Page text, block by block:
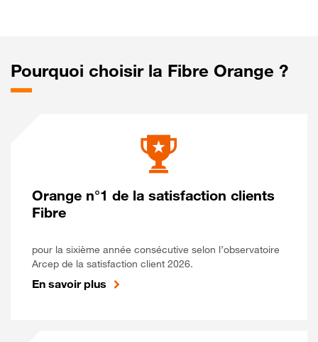
Pourquoi choisir la Fibre Orange ?
Orange n°1 de la satisfaction clients
Fibre
pour la sixième année consécutive selon l’observatoire
Arcep de la satisfaction client 2026.
En savoir plus